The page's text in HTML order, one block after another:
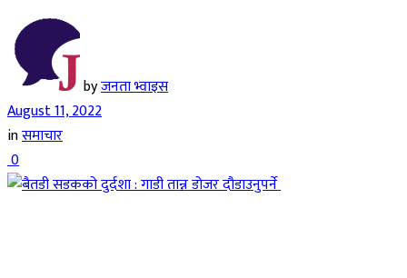
byजनता भ्वाइस
August 11, 2022
inसमाचार
0